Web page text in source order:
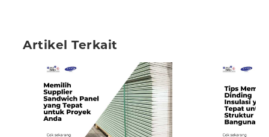
Artikel Terkait